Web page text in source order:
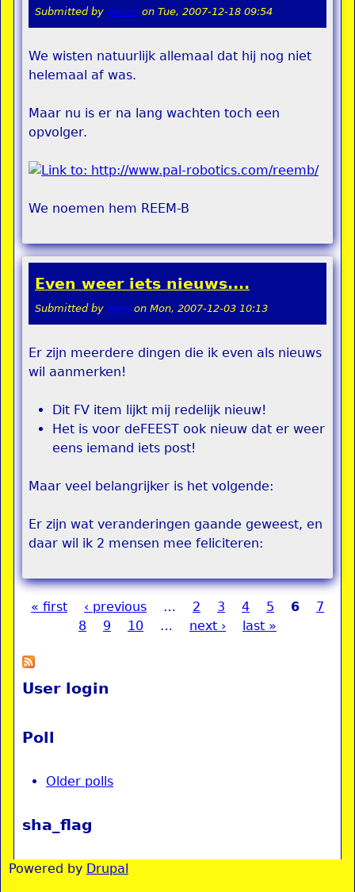
Submitted by pokon on Tue, 2007-12-18 09:54
We wisten natuurlijk allemaal dat hij nog niet
helemaal af was.
Maar nu is er na lang wachten toch een
opvolger.
We noemen hem REEM-B
Even weer iets nieuws....
Submitted by remi on Mon, 2007-12-03 10:13
Er zijn meerdere dingen die ik even als nieuws
wil aanmerken!
Dit FV item lijkt mij redelijk nieuw!
Het is voor deFEEST ook nieuw dat er weer
eens iemand iets post!
Maar veel belangrijker is het volgende:
Er zijn wat veranderingen gaande geweest, en
daar wil ik 2 mensen mee feliciteren:
« first ‹ previous … 2 3 4 5 6
7
8
9 10 … next › last »
User login
Poll
Older polls
sha_flag
Powered by Drupal